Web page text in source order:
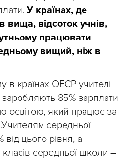
У країнах, де
вища, відсоток учнів,
працювати
вищий, ніж в
в країнах ОЕСР учителі
заробляють 85% зарплати
освітою, який працює за
середньої
цього рівня, а
середньої школи –